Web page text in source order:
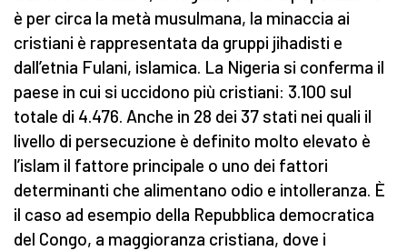
è per circa la metà musulmana, la minaccia ai
cristiani è rappresentata da gruppi jihadisti e
dall’etnia Fulani, islamica. La Nigeria si conferma il
paese in cui si uccidono più cristiani: 3.100 sul
totale di 4.476. Anche in 28 dei 37 stati nei quali il
livello di persecuzione è definito molto elevato è
l’islam il fattore principale o uno dei fattori
determinanti che alimentano odio e intolleranza. È
il caso ad esempio della Repubblica democratica
del Congo, a maggioranza cristiana, dove i